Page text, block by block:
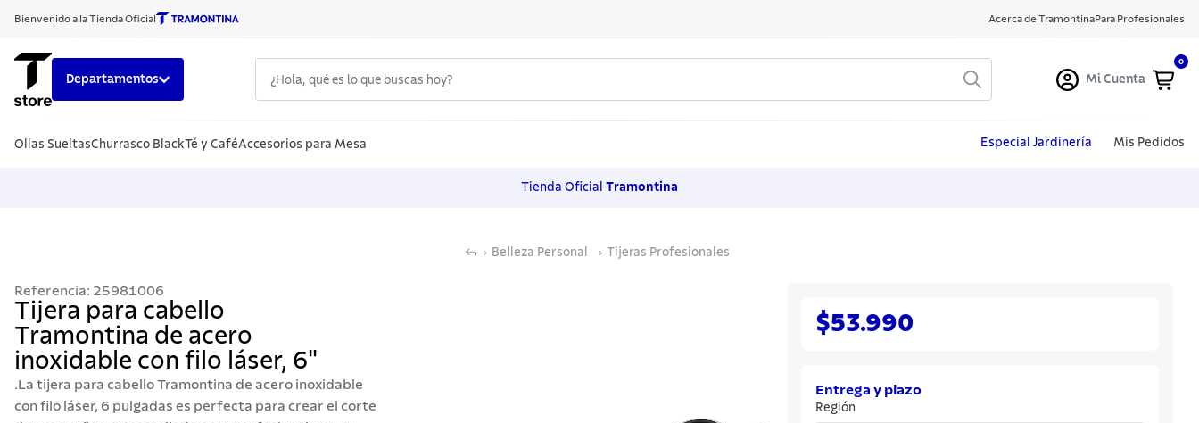
Bienvenido a la Tienda Oficial Acerca de TramontinaPara Profesionales
Departamentos Mi Cuenta
0
Ollas SueltasChurrasco BlackTé y CaféAccesorios para Mesa Especial Jardinería Mis Pedidos
Tienda Oficial Tramontina
Belleza Personal Tijeras Profesionales
Referencia: 25981006
Tijera para cabello
Tramontina de acero
inoxidable con filo láser, 6"
.La tijera para cabello Tramontina de acero inoxidable
con filo láser, 6 pulgadas es perfecta para crear el corte
$53.990
Entrega y plazo
Región
1.
cuchillos
9.